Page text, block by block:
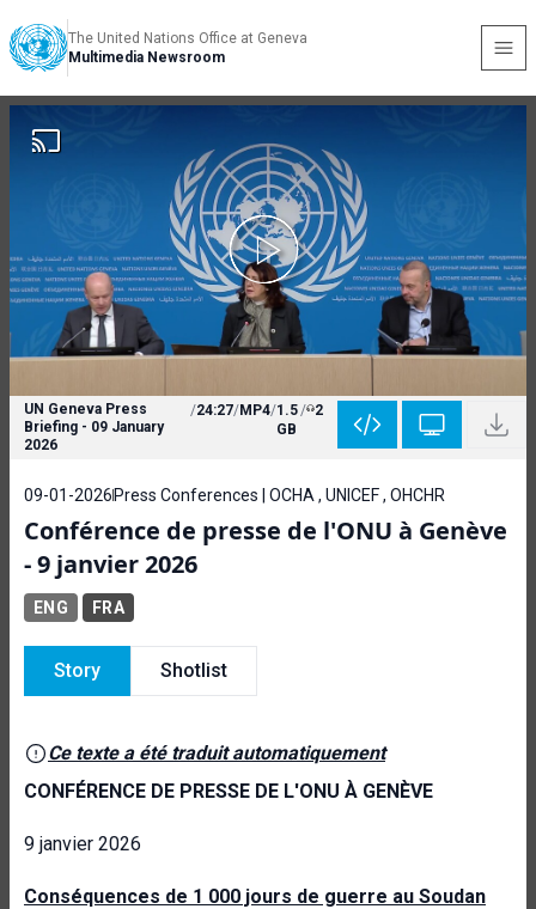
The United Nations Office at Geneva
Multimedia Newsroom
UN Geneva Press
Briefing - 09 January
2026
/24:27/MP4/1.5
GB
/ 2
09-01-2026 Press Conferences | OCHA , UNICEF , OHCHR
Conférence de presse de l'ONU à Genève
- 9 janvier 2026
ENG FRA
Story Shotlist
Ce texte a été traduit automatiquement
CONFÉRENCE DE PRESSE DE L'ONU À GENÈVE
9 janvier 2026
Conséquences de 1 000 jours de guerre au Soudan